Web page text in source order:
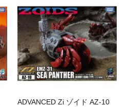
ADVANCED Zi ゾイド AZ-10